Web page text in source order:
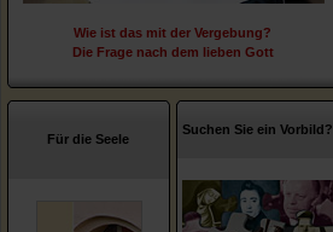
Wie ist das mit der Vergebung?
Die Frage nach dem lieben Gott
Für die Seele
Suchen Sie ein Vorbild?